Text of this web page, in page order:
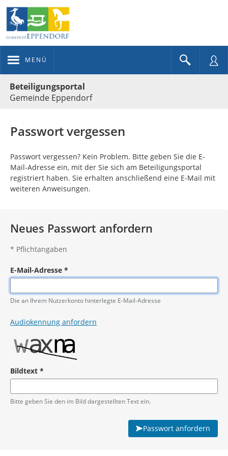
MENÜ
Beteiligungsportal
Gemeinde Eppendorf
Passwort vergessen
Passwort vergessen? Kein Problem. Bitte geben Sie die E-
Mail-Adresse ein, mit der Sie sich am Beteiligungsportal
registriert haben. Sie erhalten anschließend eine E-Mail mit
weiteren Anweisungen.
Neues Passwort anfordern
* Pflichtangaben
E-Mail-Adresse *
Pflichtangabe
Die an Ihrem Nutzerkonto hinterlegte E-Mail-Adresse
Audiokennung anfordern
Bildtext *
Pflichtangabe
Bitte geben Sie den im Bild dargestellten Text ein.
Passwort anfordern